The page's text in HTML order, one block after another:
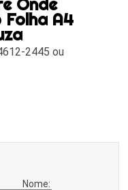
Onde
A4
2445 ou
Nome: